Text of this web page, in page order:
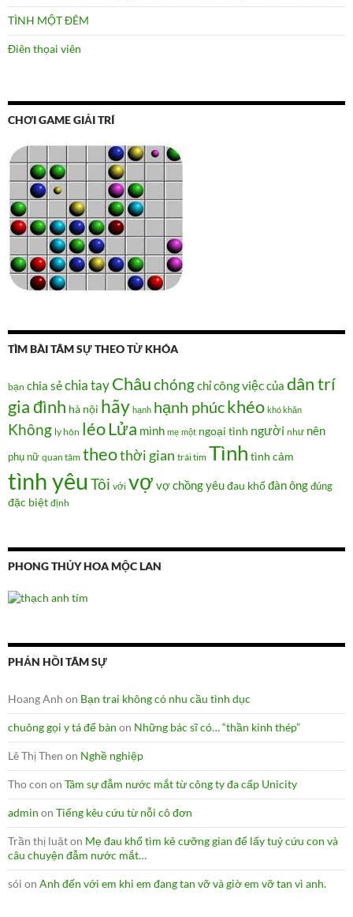
TÌNH MỘT ĐÊM
Điên thọai viên
CHƠI GAME GIẢI TRÍ
TÌM BÀI TÂM SỰ THEO TỪ KHÓA
bạn chia sẻchia tay Châuchóngchỉcông việccủa dân trí
gia đình hà nội hãy hạnh hạnh phúckhéo khó khăn
Không ly hôn léoLửa mình mẹ một ngoại tình người như nên
phụ nữ quan tâm theothời gian trái tim Tình tình cảm
tình yêu Tôi với vợ vợ chồngyêuđau khổđàn ôngđúng
đặc biệt định
PHONG THỦY HOA MỘC LAN
PHẢN HỒI TÂM SỰ
Hoang Anh on Bạn trai không có nhu cầu tình dục
chuông gọi y tá để bàn on Những bác sĩ có… “thần kinh thép”
Lê Thị Then on Nghề nghiệp
Tho con on Tâm sự đẫm nước mắt từ công ty đa cấp Unicity
admin on Tiếng kêu cứu từ nỗi cô đơn
Trần thị luậton Mẹ đau khổ tìm kẻ cưỡng gian để lấy tuỷ cứu con và
câu chuyện đẫm nước mắt…
sói on Anh đến với em khi em đang tan vỡ và giờ em vỡ tan vì anh.